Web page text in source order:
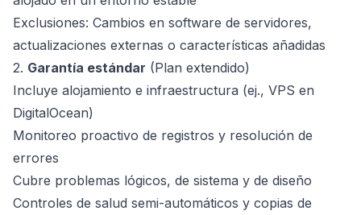
Exclusiones: Cambios en software de servidores,
actualizaciones externas o características añadidas
2. Garantía estándar (Plan extendido)
Incluye alojamiento e infraestructura (ej., VPS en
DigitalOcean)
Monitoreo proactivo de registros y resolución de
errores
Cubre problemas lógicos, de sistema y de diseño
Controles de salud semi-automáticos y copias de